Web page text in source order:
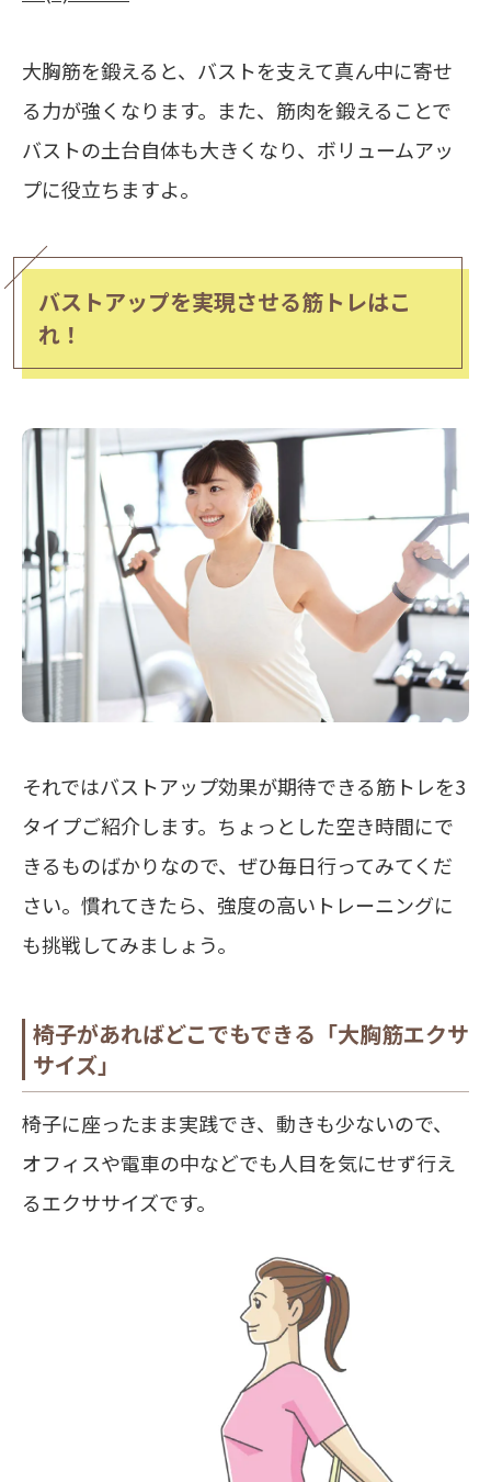
大胸筋を鍛えると、バストを支えて真ん中に寄せ
る力が強くなります。また、筋肉を鍛えることで
バストの土台自体も大きくなり、ボリュームアッ
プに役立ちますよ。
バストアップを実現させる筋トレはこ
れ！
それではバストアップ効果が期待できる筋トレを3
タイプご紹介します。ちょっとした空き時間にで
きるものばかりなので、ぜひ毎日行ってみてくだ
さい。慣れてきたら、強度の高いトレーニングに
も挑戦してみましょう。
椅子があればどこでもできる「大胸筋エクサ
サイズ」
椅子に座ったまま実践でき、動きも少ないので、
オフィスや電車の中などでも人目を気にせず行え
るエクササイズです。